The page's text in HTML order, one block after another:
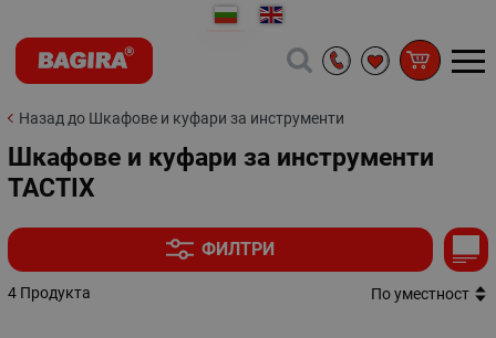
Назад до Шкафове и куфари за инструменти
Шкафове и куфари за инструменти
TACTIX
ФИЛТРИ
4 Продукта По уместност